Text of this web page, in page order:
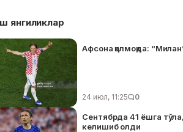
янгиликлар
Афсона қолмоқда:
24 июл, 11:25 0
Сентябрда 41 ёшга
келишиб олди